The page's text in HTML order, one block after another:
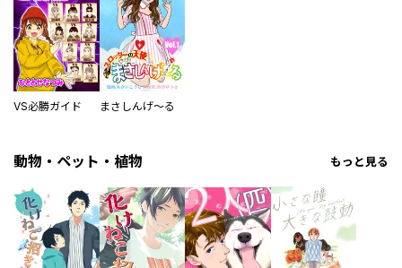
VS必勝ガイド まさしんげ～る
動物・ペット・植物 もっと見る